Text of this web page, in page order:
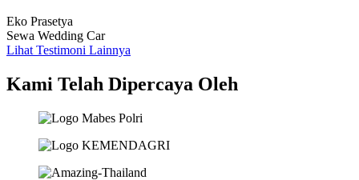
Eko Prasetya
Sewa Wedding Car
Lihat Testimoni Lainnya
Kami Telah Dipercaya Oleh